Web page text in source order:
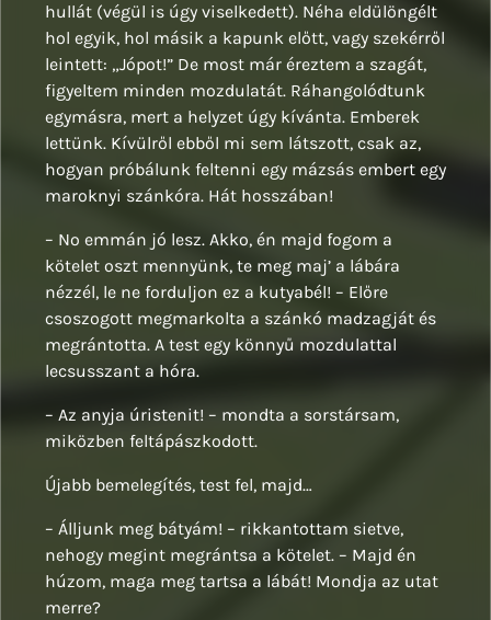
hullát (végül is úgy viselkedett). Néha eldülöngélt
hol egyik, hol másik a kapunk előtt, vagy szekérről
leintett: „Jópot!” De most már éreztem a szagát,
figyeltem minden mozdulatát. Ráhangolódtunk
egymásra, mert a helyzet úgy kívánta. Emberek
lettünk. Kívülről ebből mi sem látszott, csak az,
hogyan próbálunk feltenni egy mázsás embert egy
maroknyi szánkóra. Hát hosszában!
– No emmán jó lesz. Akko, én majd fogom a
kötelet oszt mennyünk, te meg maj’ a lábára
nézzél, le ne forduljon ez a kutyabél! – Előre
csoszogott megmarkolta a szánkó madzagját és
megrántotta. A test egy könnyű mozdulattal
lecsusszant a hóra.
– Az anyja úristenit! – mondta a sorstársam,
miközben feltápászkodott.
Újabb bemelegítés, test fel, majd…
– Álljunk meg bátyám! – rikkantottam sietve,
nehogy megint megrántsa a kötelet. – Majd én
húzom, maga meg tartsa a lábát! Mondja az utat
merre?